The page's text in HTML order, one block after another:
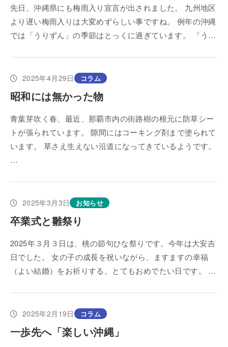
先日、沖縄県にも梅雨入り宣言が出されました。 九州地区
より遅い梅雨入りは大変めずらしい事ですね。 例年の沖縄
では「うりずん」の季節はとっくに過ぎています。 「う…
2025年4月29日 コラム
昭和には無かった物
青葉芽吹く春、最近、那覇市内の街路樹の根元に防草シー
トが張られています。 隙間にはコーキング剤まで塗られて
います。 草さえ生えない沿道になってきているようです。
…
2025年3月3日 お知らせ
卒業式と雛祭り
2025年３月３日は、桃の節句ひな祭りです。今年は大安吉
日でした。 女の子の成長を祝いながら、ますますの幸福
（よい結婚）をお祈りする。とてもおめでたい日です。 …
2025年2月19日 コラム
一歩先へ「楽しい沖縄」